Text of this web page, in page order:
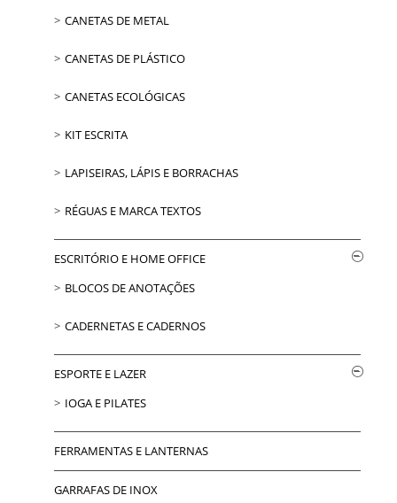
CANETAS DE METAL
CANETAS DE PLÁSTICO
CANETAS ECOLÓGICAS
KIT ESCRITA
LAPISEIRAS, LÁPIS E BORRACHAS
RÉGUAS E MARCA TEXTOS
ESCRITÓRIO E HOME OFFICE
BLOCOS DE ANOTAÇÕES
CADERNETAS E CADERNOS
ESPORTE E LAZER
IOGA E PILATES
FERRAMENTAS E LANTERNAS
GARRAFAS DE INOX